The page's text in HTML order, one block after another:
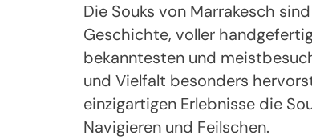
Die Souks von Marrakesch
Geschichte, voller
bekanntesten und
und Vielfalt besonders
einzigartigen Erlebnisse die
Navigieren und Feilschen.